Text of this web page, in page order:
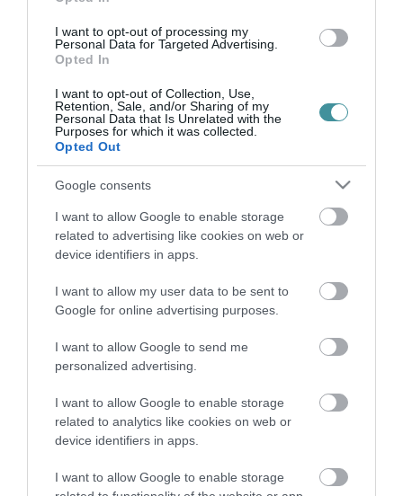
I want to opt-out of processing my
Personal Data for Targeted Advertising.
Opted In
I want to opt-out of Collection, Use,
Retention, Sale, and/or Sharing of my
Personal Data that Is Unrelated with the
Purposes for which it was collected.
Opted Out
Google consents
I want to allow Google to enable storage
related to advertising like cookies on web or
device identifiers in apps.
I want to allow my user data to be sent to
Google for online advertising purposes.
I want to allow Google to send me
personalized advertising.
I want to allow Google to enable storage
related to analytics like cookies on web or
device identifiers in apps.
I want to allow Google to enable storage
MÉGIS KINEK KELL MÁRKI-ZAY ÚJ PÁRTJA?
Minapi hír, hogy Márki-Zay Péter hódmezővásárhelyi
polgármester, korábbi miniszterelnök-jelölt megalapítja a civilek
pártját. Vagy pártot alapít a civileknek. Jobbközép pártot. Vagyis
pontosabban...
KOCSIS MÁTÉ BELENGETTE, HOGY ELVESZIK A PÁRTOK PÉNZÉT
2022. május 27|Mindenki ügye
A mi álláspontunk szerint ehhez az alaphoz hozzá kell járulniuk a
pártoknak is legalább azzal a három milliárd forinttal, amennyivel
többe kerülnének a parlamenti frakcióik a következő években. E...
2022. június 08|Mindenki ügye
Megjelent a Magyar Közlönyben a pártok költségvetési
frakciók méretéhez igazították az összegeket. Így alakul a
juttatás a jövőbe...
UGYAN CSÖKKENT A FIDESZ ELŐNYE DE AZ ELPÁRTOLÓKBÓL
CSAK BIZONYTALANOK LETTEK
2022. november 02|Mindenki ügye
Mindez a Medián legfrissebb felméréséből derült ki, amiből az is
kiderült, hogy a Fidesz támogatottsága jelentősen csökkent, 48-